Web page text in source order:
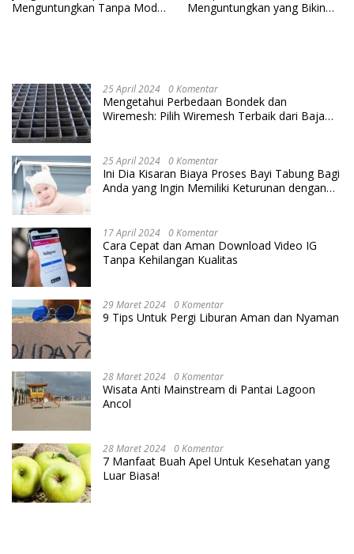
Menguntungkan Tanpa Modal
Menguntungkan yang Bikin
25 April 2024 0 Komentar
Mengetahui Perbedaan Bondek dan
Wiremesh: Pilih Wiremesh Terbaik dari Baja
25 April 2024 0 Komentar
Ini Dia Kisaran Biaya Proses Bayi Tabung Bagi
Anda yang Ingin Memiliki Keturunan dengan
17 April 2024 0 Komentar
Cara Cepat dan Aman Download Video IG
Tanpa Kehilangan Kualitas
29 Maret 2024 0 Komentar
9 Tips Untuk Pergi Liburan Aman dan Nyaman
28 Maret 2024 0 Komentar
Wisata Anti Mainstream di Pantai Lagoon
Ancol
28 Maret 2024 0 Komentar
7 Manfaat Buah Apel Untuk Kesehatan yang
Luar Biasa!